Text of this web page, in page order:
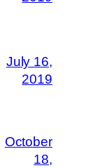
July 16,
2019
October
18,